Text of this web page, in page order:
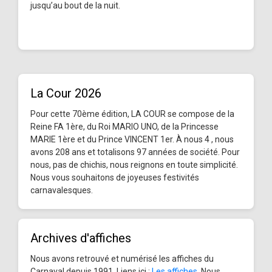
jusqu’au bout de la nuit.
La Cour 2026
Pour cette 70ème édition, LA COUR se compose de la
Reine FA 1ère, du Roi MARIO UNO, de la Princesse
MARIE 1ère et du Prince VINCENT 1er. À nous 4 , nous
avons 208 ans et totalisons 97 années de société. Pour
nous, pas de chichis, nous reignons en toute simplicité.
Nous vous souhaitons de joyeuses festivités
carnavalesques.
Archives d'affiches
Nous avons retrouvé et numérisé les affiches du